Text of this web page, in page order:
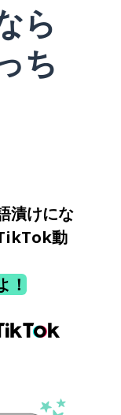
ら
ち
漬けにな
動
！